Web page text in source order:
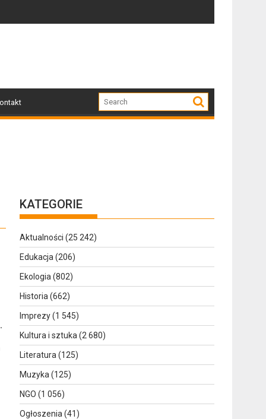
KATEGORIE
Aktualności (25 242)
Edukacja (206)
Ekologia (802)
Historia (662)
Imprezy(1 545)
Kultura i sztuka (2 680)
Literatura (125)
Muzyka (125)
NGO (1 056)
Ogłoszenia (41)